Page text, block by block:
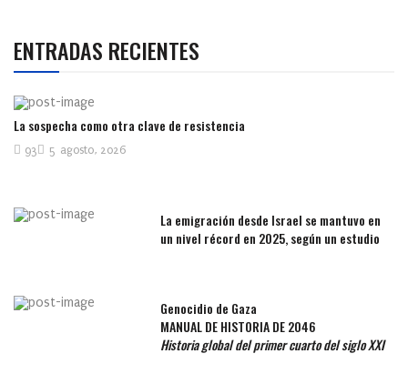
ENTRADAS RECIENTES
La sospecha como otra clave de resistencia
5 agosto, 2026
93
La emigración desde Israel se mantuvo en
un nivel récord en 2025, según un estudio
Genocidio de Gaza
MANUAL DE HISTORIA DE 2046
Historia global del primer cuarto del siglo XXI